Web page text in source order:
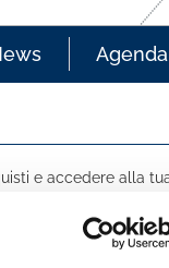
Agenda
e accedere alla